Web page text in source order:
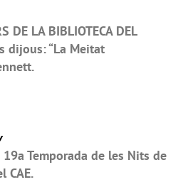
DE LA BIBLIOTECA DEL
dijous: “La Meitat
19a Temporada de les Nits de
CAE.